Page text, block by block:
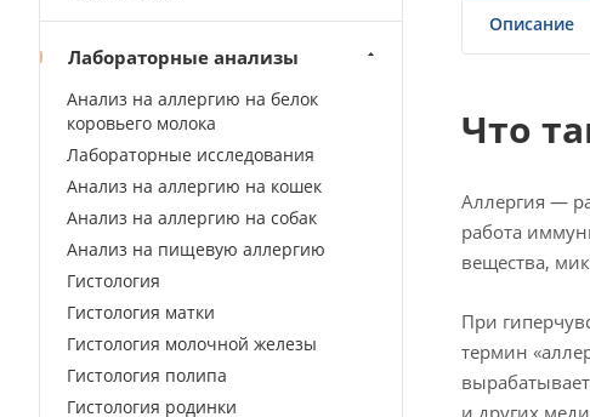
Описание
Что
Аллергия —
работа
вещества,
При
термин
Лабораторные анализы
Анализ на аллергию на белок
коровьего молока
Лабораторные исследования
Анализ на аллергию на кошек
Анализ на аллергию на собак
Анализ на пищевую аллергию
Гистология
Гистология матки
Гистология молочной железы
Гистология полипа
Гистология родинки